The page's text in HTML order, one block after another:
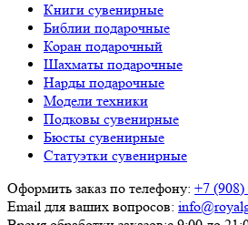
Книги сувенирные
Библии подарочные
Коран подарочный
Шахматы подарочные
Нарды подарочные
Модели техники
Подковы сувенирные
Бюсты сувенирные
Статуэтки сувенирные
Оформить заказ по телефону: +7 (908)
Email для ваших вопросов: